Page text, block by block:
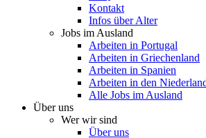
Kontakt
Infos über Alter
Jobs im Ausland
Arbeiten in Portugal
Arbeiten in Griechenland
Arbeiten in Spanien
Arbeiten in den
Alle Jobs im Ausland
Über uns
Wer wir sind
Über uns